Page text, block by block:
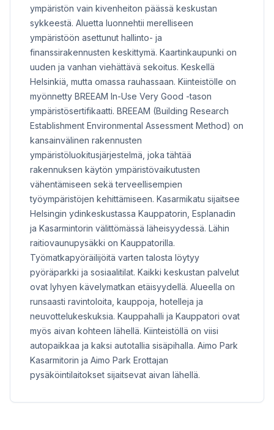
ympäristön vain kivenheiton päässä keskustan
sykkeestä. Aluetta luonnehtii merelliseen
ympäristöön asettunut hallinto- ja
finanssirakennusten keskittymä. Kaartinkaupunki on
uuden ja vanhan viehättävä sekoitus. Keskellä
Helsinkiä, mutta omassa rauhassaan. Kiinteistölle on
myönnetty BREEAM In-Use Very Good -tason
ympäristösertifikaatti. BREEAM (Building Research
Establishment Environmental Assessment Method) on
kansainvälinen rakennusten
ympäristöluokitusjärjestelmä, joka tähtää
rakennuksen käytön ympäristövaikutusten
vähentämiseen sekä terveellisempien
työympäristöjen kehittämiseen. Kasarmikatu sijaitsee
Helsingin ydinkeskustassa Kauppatorin, Esplanadin
ja Kasarmintorin välittömässä läheisyydessä. Lähin
raitiovaunupysäkki on Kauppatorilla.
Työmatkapyöräilijöitä varten talosta löytyy
pyöräparkki ja sosiaalitilat. Kaikki keskustan palvelut
ovat lyhyen kävelymatkan etäisyydellä. Alueella on
runsaasti ravintoloita, kauppoja, hotelleja ja
neuvottelukeskuksia. Kauppahalli ja Kauppatori ovat
myös aivan kohteen lähellä. Kiinteistöllä on viisi
autopaikkaa ja kaksi autotallia sisäpihalla. Aimo Park
Kasarmitorin ja Aimo Park Erottajan
pysäköintilaitokset sijaitsevat aivan lähellä.